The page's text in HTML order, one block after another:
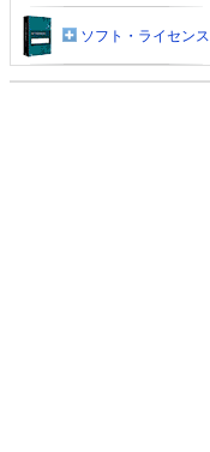
ソフト・ライセンス